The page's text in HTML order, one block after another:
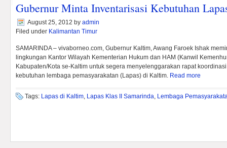
Gubernur Minta Inventarisasi Kebutuhan
August 25, 2012 by admin
Filed under Kalimantan Timur
SAMARINDA – vivaborneo.com, Gubernur Kaltim, Awang Faroek Ishak
lingkungan Kantor Wilayah Kementerian Hukum dan HAM (Kanwil
Kabupaten/Kota se-Kaltim untuk segera menyelenggarakan rapat
kebutuhan lembaga pemasyarakatan (Lapas) di Kaltim. Read more
Tags: Lapas di Kaltim, Lapas Klas II Samarinda, Lembaga